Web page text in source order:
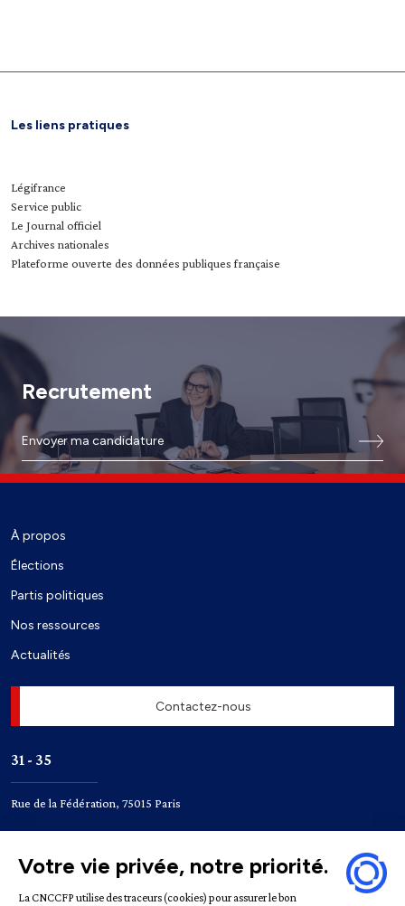
Les liens pratiques
Légifrance
Service public
Le Journal officiel
Archives nationales
Plateforme ouverte des données publiques française
Recrutement
Envoyer ma candidature
À propos
Élections
Partis politiques
Nos ressources
Actualités
Contactez-nous
31 - 35
Rue de la Fédération, 75015 Paris
Bir-Hakeim Champ de Mars